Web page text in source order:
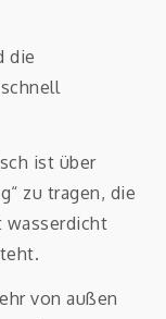
die
ist über
zu tragen, die
wasserdicht
von außen